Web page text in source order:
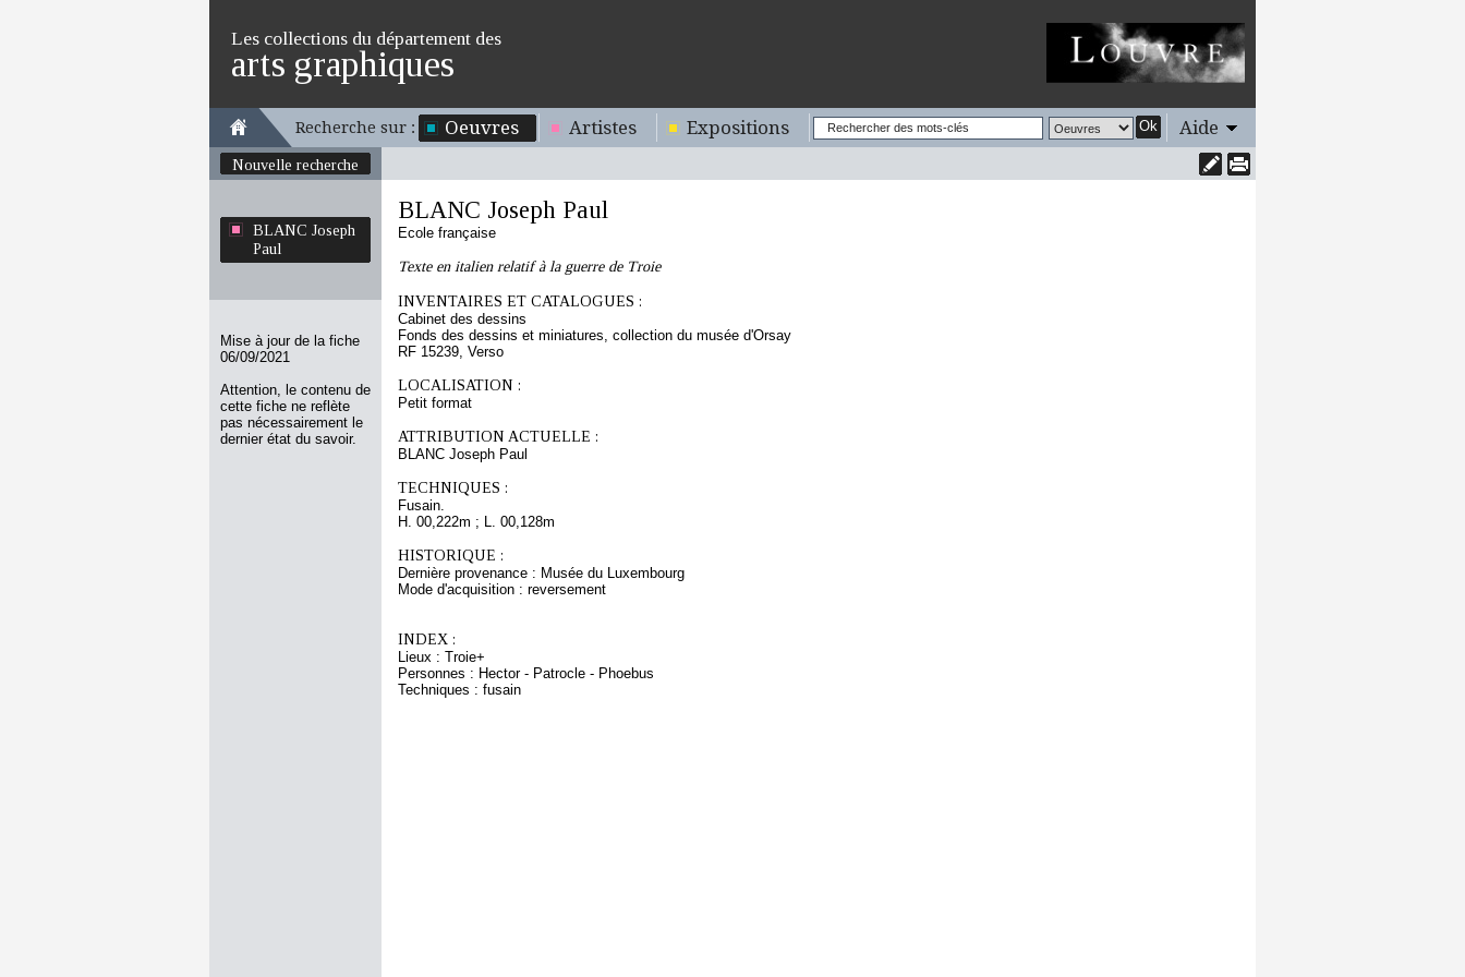
Les collections du département des
arts graphiques
Recherche sur : Oeuvres Artistes Expositions Ok Aide
Nouvelle recherche
BLANC Joseph
Paul
Mise à jour de la fiche
06/09/2021
Attention, le contenu de
cette fiche ne reflète
pas nécessairement le
dernier état du savoir.
BLANC Joseph Paul
Ecole française
Texte en italien relatif à la guerre de Troie
INVENTAIRES ET CATALOGUES :
Cabinet des dessins
Fonds des dessins et miniatures, collection du musée d'Orsay
RF 15239, Verso
LOCALISATION :
Petit format
ATTRIBUTION ACTUELLE :
BLANC Joseph Paul
TECHNIQUES :
Fusain.
H. 00,222m ; L. 00,128m
HISTORIQUE :
Dernière provenance : Musée du Luxembourg
Mode d'acquisition : reversement
INDEX :
Lieux : Troie+
Personnes : Hector - Patrocle - Phoebus
Techniques : fusain